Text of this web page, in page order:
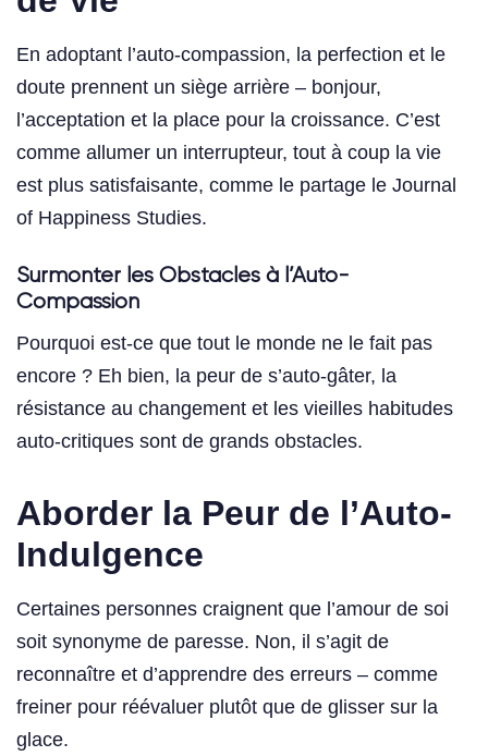
En adoptant l’auto-compassion, la perfection et le
doute prennent un siège arrière – bonjour,
l’acceptation et la place pour la croissance. C’est
comme allumer un interrupteur, tout à coup la vie
est plus satisfaisante, comme le partage le Journal
of Happiness Studies.
Surmonter les Obstacles à l’Auto-
Compassion
Pourquoi est-ce que tout le monde ne le fait pas
encore ? Eh bien, la peur de s’auto-gâter, la
résistance au changement et les vieilles habitudes
auto-critiques sont de grands obstacles.
Aborder la Peur de l’Auto-
Indulgence
Certaines personnes craignent que l’amour de soi
soit synonyme de paresse. Non, il s’agit de
reconnaître et d’apprendre des erreurs – comme
freiner pour réévaluer plutôt que de glisser sur la
glace.